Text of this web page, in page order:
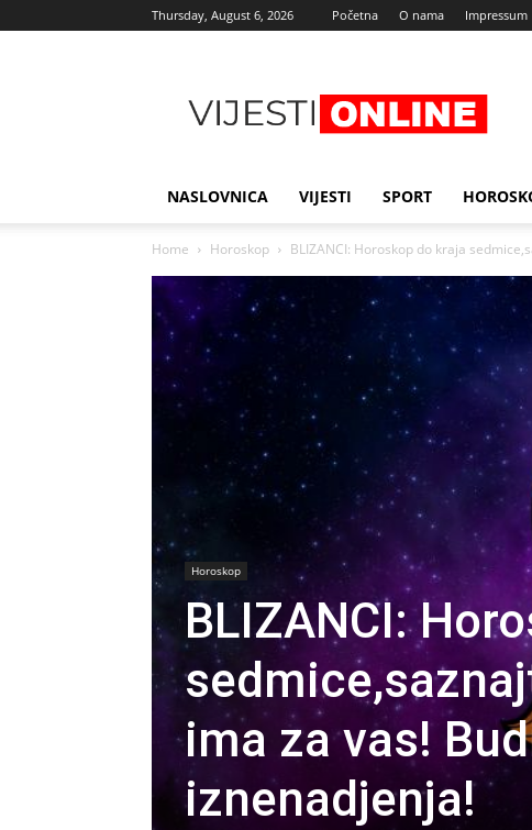
Thursday, August 6, 2026 Početna O nama Impressum
vijesti
NASLOVNICA VIJESTI SPORT
Home Horoskop BLIZANCI: Horoskop do kraja
Horoskop
BLIZANCI:
ima za vas!
iznenadjenja!